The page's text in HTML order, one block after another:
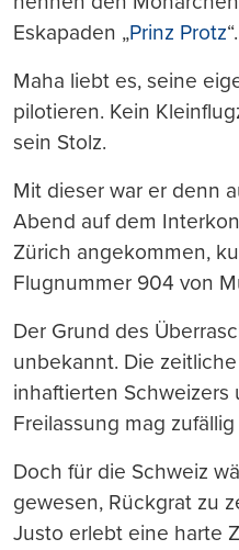
Eskapaden „Prinz Protz“.
Maha liebt es, seine
pilotieren. Kein
sein Stolz.
Mit dieser war er denn
Abend auf dem
Zürich angekommen,
Flugnummer 904 von
Der Grund des
unbekannt. Die
inhaftierten Schweizers
Freilassung mag zufällig
Doch für die Schweiz
gewesen, Rückgrat zu
Justo erlebt eine harte